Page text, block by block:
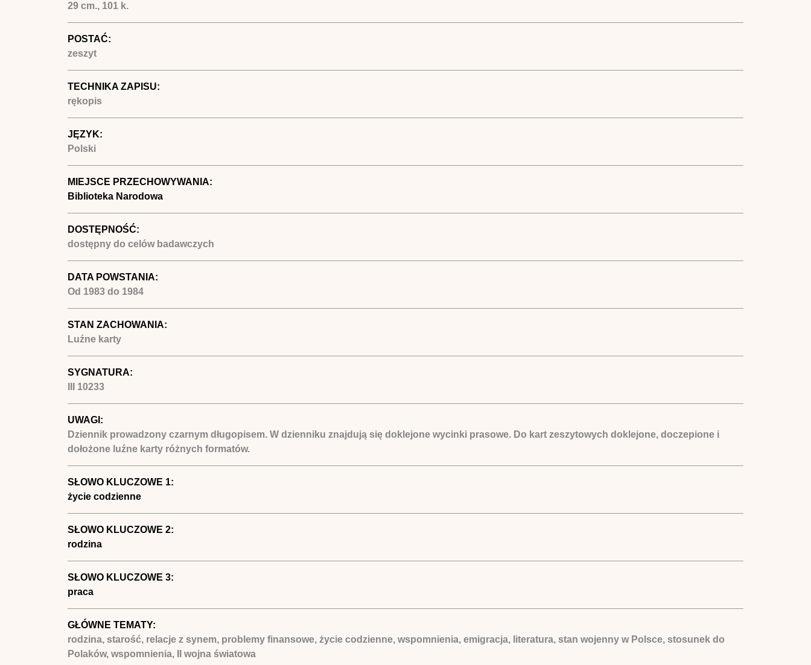
29 cm., 101 k.
POSTAĆ:
zeszyt
TECHNIKA ZAPISU:
rękopis
JĘZYK:
Polski
MIEJSCE PRZECHOWYWANIA:
Biblioteka Narodowa
DOSTĘPNOŚĆ:
dostępny do celów badawczych
DATA POWSTANIA:
Od 1983do 1984
STAN ZACHOWANIA:
Luźne karty
SYGNATURA:
III 10233
UWAGI:
Dziennik prowadzony czarnym długopisem. W dzienniku znajdują się doklejone wycinki prasowe. Do kart zeszytowych doklejone, doczepione i
dołożone luźne karty różnych formatów.
SŁOWO KLUCZOWE 1:
życie codzienne
SŁOWO KLUCZOWE 2:
rodzina
SŁOWO KLUCZOWE 3:
praca
GŁÓWNE TEMATY:
rodzina, starość, relacje z synem, problemy finansowe, życie codzienne, wspomnienia, emigracja, literatura, stan wojenny w Polsce, stosunek do
Polaków, wspomnienia, II wojna światowa